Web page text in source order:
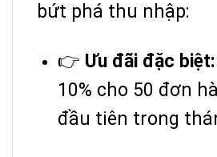
bứt phá thu nhập:
👉 Ưu đãi đặc biệt:
10% cho 50 đơn
đầu tiên trong